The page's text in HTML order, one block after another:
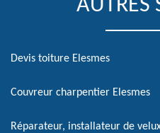
AUTRES
Devis toiture Elesmes
Couvreur charpentier Elesmes
Réparateur, installateur de